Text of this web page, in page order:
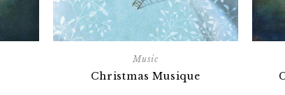
Music
Christmas Musique